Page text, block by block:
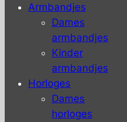
Armbandjes
Dames
armbandjes
Kinder
armbandjes
Horloges
Dames
horloges